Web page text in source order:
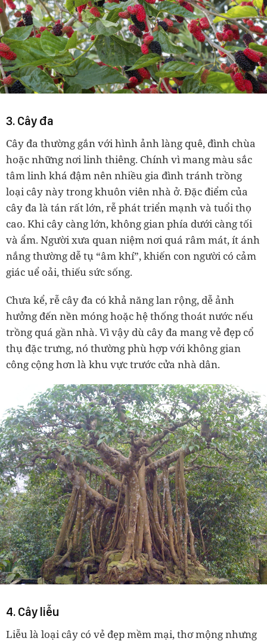
3. Cây đa
Cây đa thường gắn với hình ảnh làng quê, đình chùa
hoặc những nơi linh thiêng. Chính vì mang màu sắc
tâm linh khá đậm nên nhiều gia đình tránh trồng
loại cây này trong khuôn viên nhà ở. Đặc điểm của
cây đa là tán rất lớn, rễ phát triển mạnh và tuổi thọ
cao. Khi cây càng lớn, không gian phía dưới càng tối
và ẩm. Người xưa quan niệm nơi quá râm mát, ít ánh
nắng thường dễ tụ “âm khí”, khiến con người có cảm
giác uể oải, thiếu sức sống.
Chưa kể, rễ cây đa có khả năng lan rộng, dễ ảnh
hưởng đến nền móng hoặc hệ thống thoát nước nếu
trồng quá gần nhà. Vì vậy dù cây đa mang vẻ đẹp cổ
thụ đặc trưng, nó thường phù hợp với không gian
công cộng hơn là khu vực trước cửa nhà dân.
4. Cây liễu
Liễu là loại cây có vẻ đẹp mềm mại, thơ mộng nhưng